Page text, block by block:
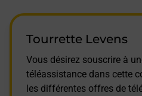
Tourrette Levens
Vous désirez souscrire à
téléassistance dans cette
les différentes offres de